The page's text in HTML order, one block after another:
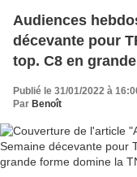
Audiences
décevante pour
top. C8 en
Publié le 31/01/2022 à
Par Benoît